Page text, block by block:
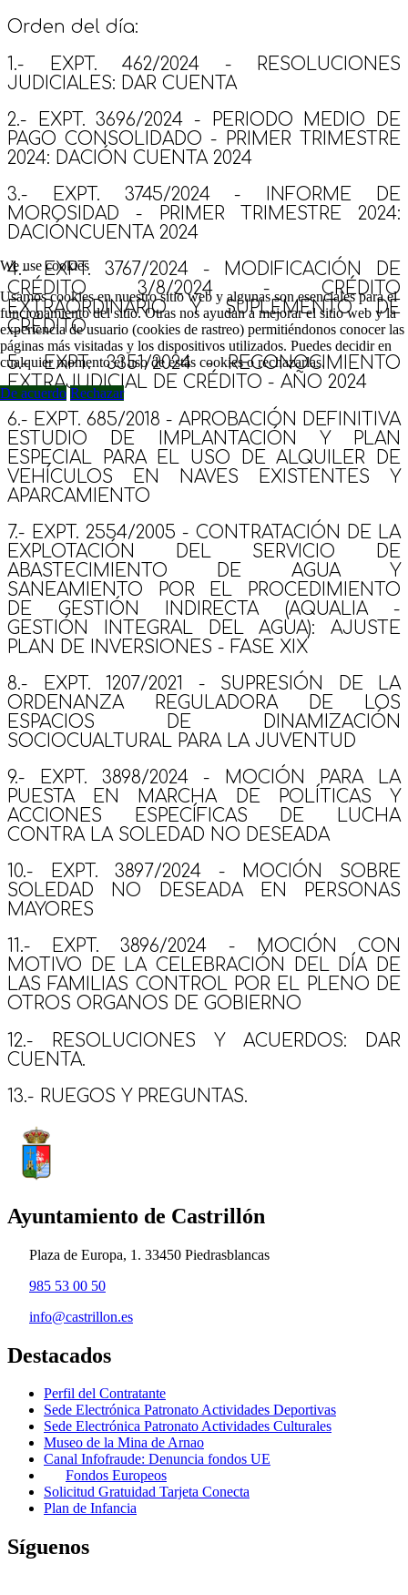
Orden del día:
1.- EXPT. 462/2024 - RESOLUCIONES
JUDICIALES: DAR CUENTA
2.- EXPT. 3696/2024 - PERIODO MEDIO DE
PAGO CONSOLIDADO - PRIMER TRIMESTRE
2024: DACIÓN CUENTA 2024
3.- EXPT. 3745/2024 - INFORME DE
MOROSIDAD - PRIMER TRIMESTRE 2024:
DACIÓNCUENTA 2024
4.- EXPT. 3767/2024 - MODIFICACIÓN DE
CRÉDITO 3/8/2024 - CRÉDITO
EXTRAORDINARIO Y SUPLEMENTO DE
CRÉDITO
5.- EXPT. 3351/2024 - RECONOCIMIENTO
EXTRAJUDICIAL DE CRÉDITO - AÑO 2024
6.- EXPT. 685/2018 - APROBACIÓN DEFINITIVA
ESTUDIO DE IMPLANTACIÓN Y PLAN
ESPECIAL PARA EL USO DE ALQUILER DE
VEHÍCULOS EN NAVES EXISTENTES Y
APARCAMIENTO
7.- EXPT. 2554/2005 - CONTRATACIÓN DE LA
EXPLOTACIÓN DEL SERVICIO DE
ABASTECIMIENTO DE AGUA Y
SANEAMIENTO POR EL PROCEDIMIENTO
DE GESTIÓN INDIRECTA (AQUALIA -
GESTIÓN INTEGRAL DEL AGUA): AJUSTE
PLAN DE INVERSIONES - FASE XIX
8.- EXPT. 1207/2021 - SUPRESIÓN DE LA
ORDENANZA REGULADORA DE LOS
ESPACIOS DE DINAMIZACIÓN
SOCIOCUALTURAL PARA LA JUVENTUD
9.- EXPT. 3898/2024 - MOCIÓN PARA LA
PUESTA EN MARCHA DE POLÍTICAS Y
ACCIONES ESPECÍFICAS DE LUCHA
CONTRA LA SOLEDAD NO DESEADA
10.- EXPT. 3897/2024 - MOCIÓN SOBRE
SOLEDAD NO DESEADA EN PERSONAS
MAYORES
11.- EXPT. 3896/2024 - MOCIÓN CON
MOTIVO DE LA CELEBRACIÓN DEL DÍA DE
LAS FAMILIAS CONTROL POR EL PLENO DE
OTROS ORGANOS DE GOBIERNO
12.- RESOLUCIONES Y ACUERDOS: DAR
CUENTA.
13.- RUEGOS Y PREGUNTAS.
Ayuntamiento de Castrillón
Plaza de Europa, 1. 33450 Piedrasblancas
985 53 00 50
info@castrillon.es
Destacados
Perfil del Contratante
Sede Electrónica Patronato Actividades Deportivas
Sede Electrónica Patronato Actividades Culturales
Museo de la Mina de Arnao
Canal Infofraude: Denuncia fondos UE
Fondos Europeos
Solicitud Gratuidad Tarjeta Conecta
Plan de Infancia
Síguenos
We use cookies
Usamos cookies en nuestro sitio web y algunas son esenciales para el
funcionamiento del sitio. Otras nos ayudan a mejorar el sitio web y la
experiencia de usuario (cookies de rastreo) permitiéndonos conocer las
páginas más visitadas y los dispositivos utilizados. Puedes decidir en
cualquier momento el uso de estás cookies o rechazarlas.
De acuerdo Rechazar